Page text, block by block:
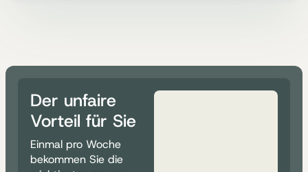
Der unfaire
Vorteil für Sie
Einmal pro Woche
bekommen Sie die